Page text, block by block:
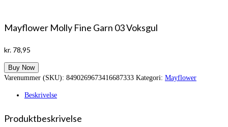
Mayflower Molly Fine Garn 03 Voksgul
kr. 78,95
Buy Now
Varenummer (SKU): 8490269673416687333 Kategori: Mayflower
Beskrivelse
Produktbeskrivelse